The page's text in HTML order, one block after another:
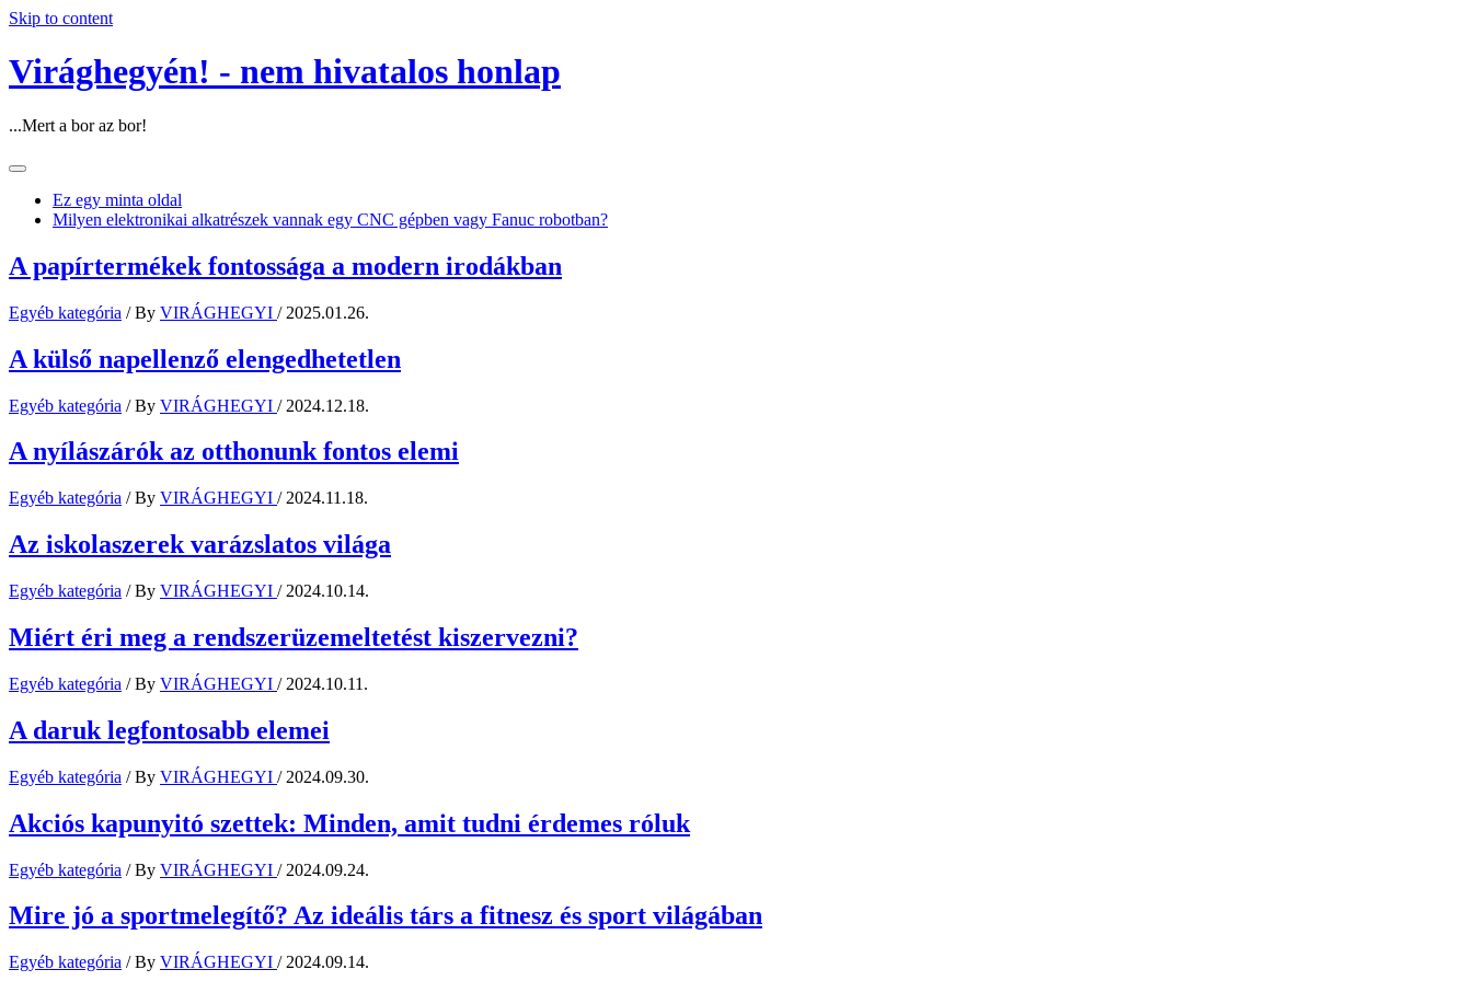
Skip to content
Virághegyén! - nem hivatalos honlap
...Mert a bor az bor!
Ez egy minta oldal
Milyen elektronikai alkatrészek vannak egy CNC gépben vagy Fanuc robotban?
A papírtermékek fontossága a modern irodákban
Egyéb kategória / By VIRÁGHEGYI / 2025.01.26.
A külső napellenző elengedhetetlen
Egyéb kategória / By VIRÁGHEGYI / 2024.12.18.
A nyílászárók az otthonunk fontos elemi
Egyéb kategória / By VIRÁGHEGYI / 2024.11.18.
Az iskolaszerek varázslatos világa
Egyéb kategória / By VIRÁGHEGYI / 2024.10.14.
Miért éri meg a rendszerüzemeltetést kiszervezni?
Egyéb kategória / By VIRÁGHEGYI / 2024.10.11.
A daruk legfontosabb elemei
Egyéb kategória / By VIRÁGHEGYI / 2024.09.30.
Akciós kapunyitó szettek: Minden, amit tudni érdemes róluk
Egyéb kategória / By VIRÁGHEGYI / 2024.09.24.
Mire jó a sportmelegítő? Az ideális társ a fitnesz és sport világában
Egyéb kategória / By VIRÁGHEGYI / 2024.09.14.